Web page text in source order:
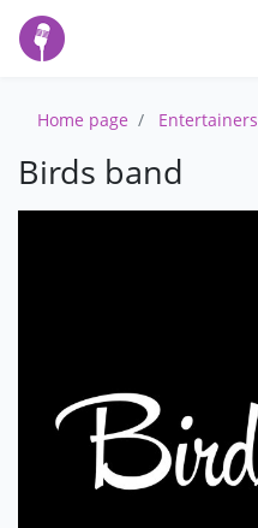
Home page Entertainers
Birds band